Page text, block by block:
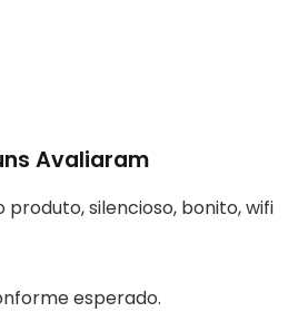
Avaliaram
produto, silencioso, bonito, wifi
esperado.